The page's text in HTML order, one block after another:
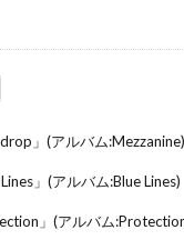
」(アルバム:Mezzanine)
」(アルバム:Blue Lines)
」(アルバム